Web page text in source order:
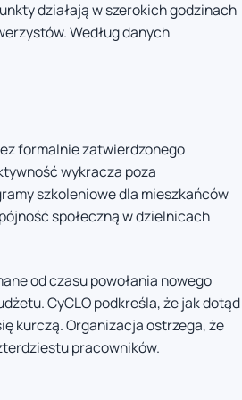
działają w szerokich godzinach
Według danych
formalnie zatwierdzonego
wykracza poza
szkoleniowe dla mieszkańców
społeczną w dzielnicach
od czasu powołania nowego
CyCLO podkreśla, że jak dotąd
kurczą. Organizacja ostrzega, że
pracowników.